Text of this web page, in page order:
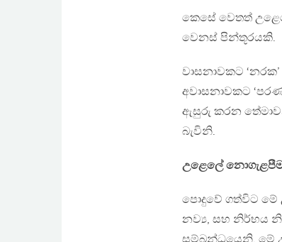
කෙසේ වෙතත්
වෙනස් පින්තූරයකි.
වාසනාවකට
අවාසනාවකට
ඇසුරු කරන
බැවිනි.
උළෙලේ
පොදුවේ ගත්විට මේ
නව්‍ය, සහ නිර්භය